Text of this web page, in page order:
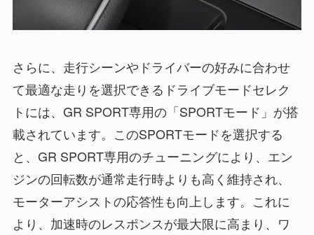
さらに、走行シーンやドライバーの好みに合わせ
て最適な走りを選択できるドライブモードセレク
トには、GR SPORT専用の「SPORTモード」が搭
載されています。このSPORTモードを選択する
と、GR SPORT専用のチューニングにより、エン
ジンの回転数が通常走行時よりも高く維持され、
モーターアシストの応答性も向上します。これに
より、加速時のレスポンスが最大限に高まり、ワ